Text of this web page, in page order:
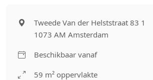
Tweede Van der Helststraat 83 1
1073 AM Amsterdam
Beschikbaar vanaf
59 m² oppervlakte